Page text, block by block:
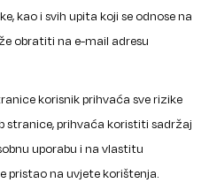
kao i svih upita koji se odnose na
obratiti na e-mail adresu
korisnik prihvaća sve rizike
stranice, prihvaća koristiti sadržaj
uporabu i na vlastitu
pristao na uvjete korištenja.